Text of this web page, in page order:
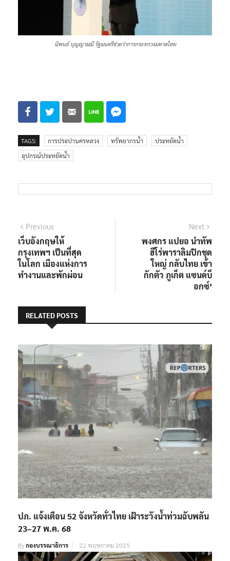
นิพนธ์ บุญญามณี รัฐมนตรีช่วยว่าการกระทรวงมหาดไทย
TAGS: การประปานครหลวง ทรัพยากรน้ำ
ประหยัดน้ำ
อุปกรณ์ประหยัดน้ำ
แนะแนว
เรื่อง
PreviousPrevious
post:
เว็บอังกฤษให้
กรุงเทพฯ เป็นที่สุด
ในโลก เมืองแห่งการ
ทำงานและพักผ่อน
Next
พงศกร แปยอ นำทัพ
ฮีโร่พาราลิมปิกชุด
ใหญ่ กลับไทย เข้า
กักตัว ภูเก็ต แซนด์บ็
อกซ์’
RELATED POSTS
ปภ. แจ้งเตือน 52 จังหวัดทั่วไทย เฝ้าระวังน้ำท่วมฉับพลัน
23–27 พ.ค. 68
Byกองบรรณาธิการ 22 พฤษภาคม 2025